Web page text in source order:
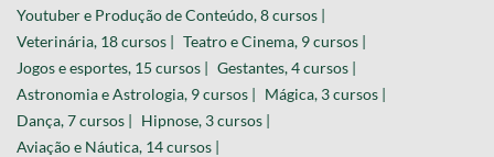
Youtuber e Produção de Conteúdo, 8 cursos |
Veterinária, 18 cursos | Teatro e Cinema, 9 cursos |
Jogos e esportes, 15 cursos | Gestantes, 4 cursos |
Astronomia e Astrologia, 9 cursos | Mágica, 3 cursos |
Dança, 7 cursos | Hipnose, 3 cursos |
Aviação e Náutica, 14 cursos |